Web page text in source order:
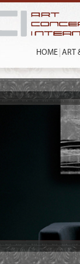
HOME ART